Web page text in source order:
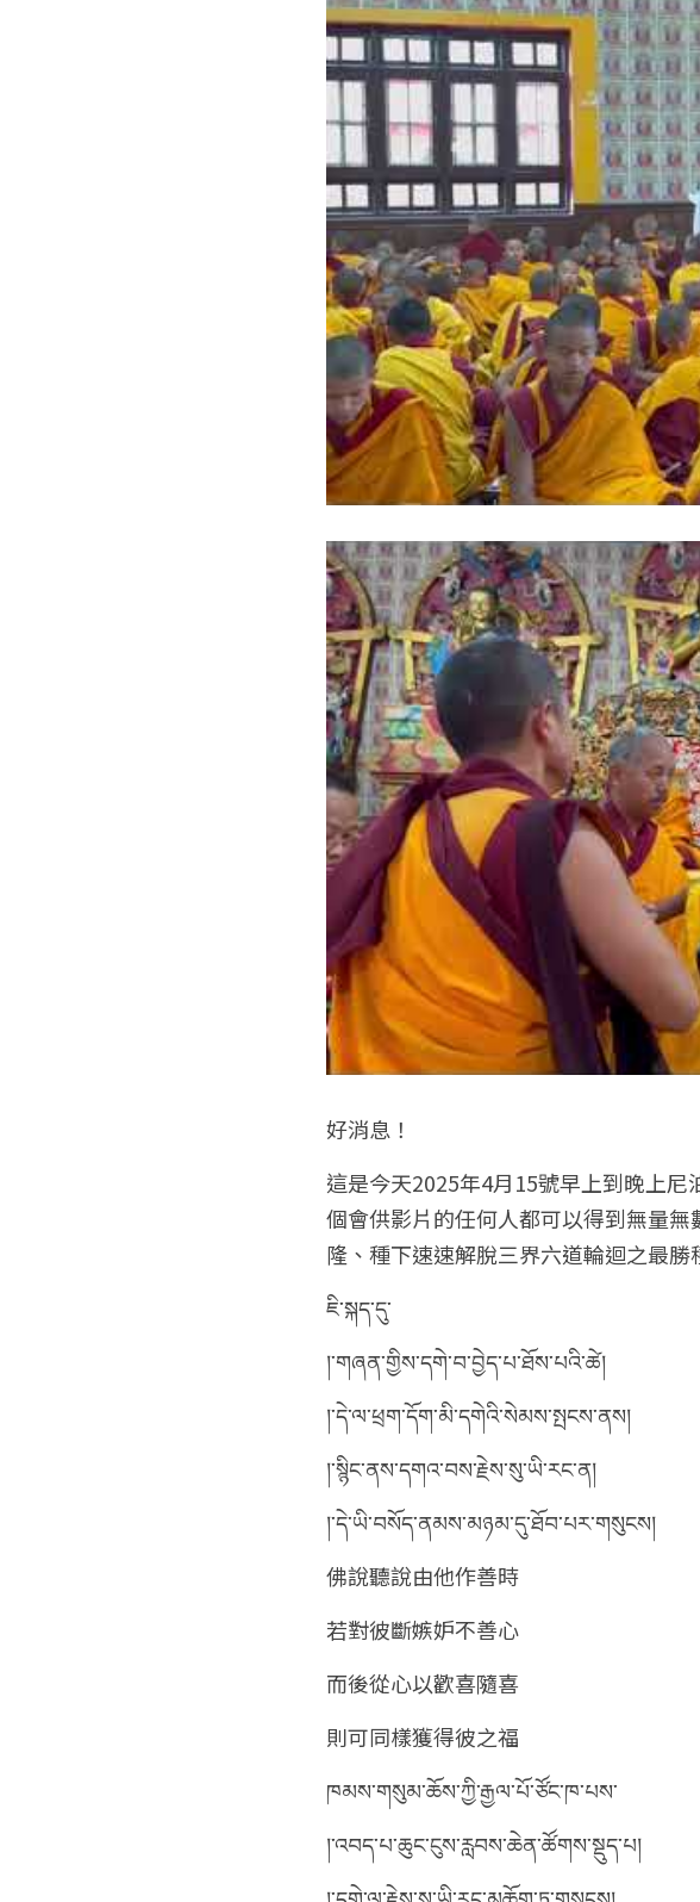
好消息！
這是今天2025年4月15號早上到晚上尼
個會供影片的任何人都可以得到無量
隆、種下速速解脫三界六道輪迴之最
ཇི་སྐད་དུ་
།་གཞན་གྱིས་དགེ་བ་བྱེད་པ་ཐོས་པའི་ཚེ།
།་དེ་ལ་ཕྲག་དོག་མི་དགེའི་སེམས་སྤངས་ནས།
།་སྙིང་ནས་དགའ་བས་རྗེས་སུ་ཡི་རང་ན།
།་དེ་ཡི་བསོད་ནམས་མཉམ་དུ་ཐོབ་པར་གསུངས།
佛說聽說由他作善時
若對彼斷嫉妒不善心
而後從心以歡喜隨喜
則可同樣獲得彼之福
ཁམས་གསུམ་ཆོས་ཀྱི་རྒྱལ་པོ་ཙོང་ཁ་པས་
།་འབད་པ་ཆུང་ངུས་རླབས་ཆེན་ཚོགས་སྡུད་པ།